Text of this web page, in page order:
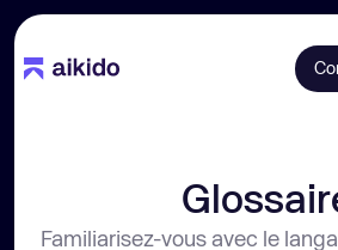
Familiarisez-vous avec le